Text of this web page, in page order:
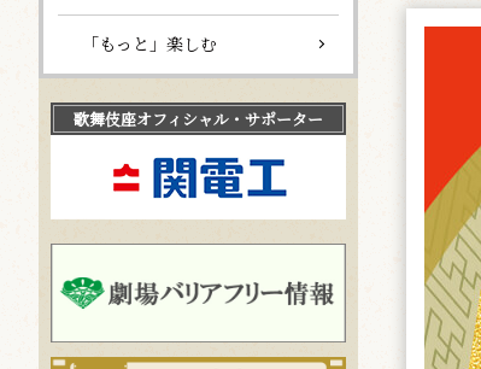
「もっと」楽しむ
歌舞伎座オフィシャル・サポーター